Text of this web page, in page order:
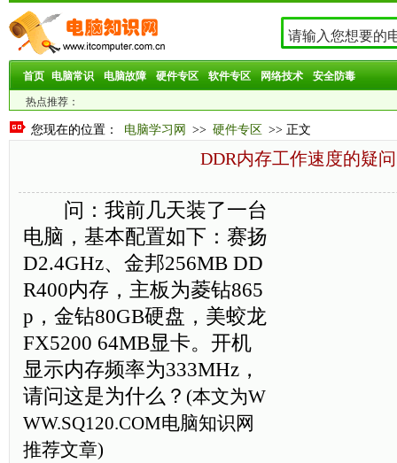
首页 电脑常识 电脑故障 硬件专区 软件专区 网络技术 安全防毒
热点推荐：
您现在的位置： 电脑学习网 >> 硬件专区 >> 正文
DDR内存工作速度的疑问
问：我前几天装了一台
电脑，基本配置如下：赛扬
D2.4GHz、金邦256MB DD
R400内存，主板为菱钻865
p，金钻80GB硬盘，美蛟龙
FX5200 64MB显卡。开机
显示内存频率为333MHz，
请问这是为什么？ (本文为W
WW.SQ120.COM电脑知识网
推荐文章)